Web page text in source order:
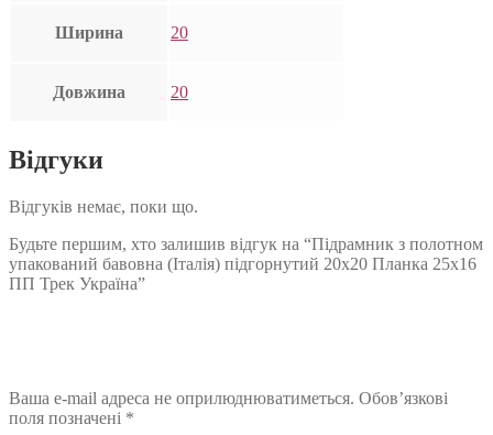
Ширина 20
Довжина 20
Відгуки
Відгуків немає, поки що.
Будьте першим, хто залишив відгук на “Підрамник з полотном
упакований бавовна (Італія) підгорнутий 20х20 Планка 25х16
ПП Трек Україна”
Ваша e-mail адреса не оприлюднюватиметься. Обов’язкові
поля позначені *